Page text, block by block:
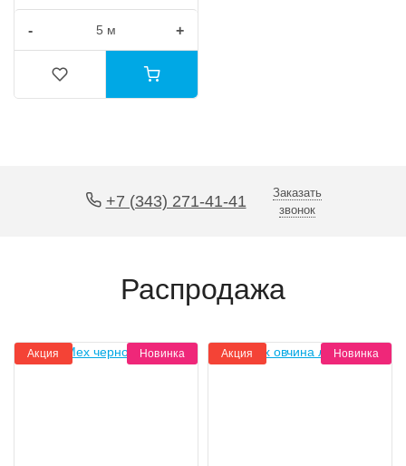
- +
+7 (343) 271-41-41
Заказать
звонок
Распродажа
Акция Новинка Акция Новинка